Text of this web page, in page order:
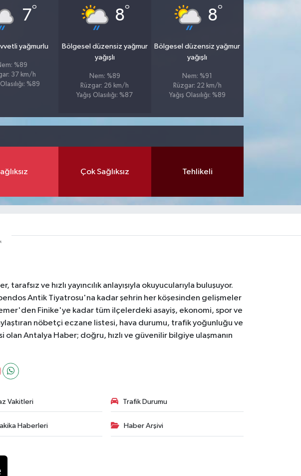
7°
yağmurlu
%89
37 km/h
%89
8°
Bölgesel düzensiz yağmur
yağışlı
Nem: %89
Rüzgar: 26 km/h
Yağış Olasılığı: %87
8°
Bölgesel düzensiz yağmur
yağışlı
Nem: %91
Rüzgar: 22 km/h
Yağış Olasılığı: %89
Çok Sağlıksız Tehlikeli
ve hızlı yayıncılık anlayışıyla okuyucularıyla buluşuyor.
Antik Tiyatrosu'na kadar şehrin her köşesinden gelişmeler
Finike'ye kadar tüm ilçelerdeki asayiş, ekonomi, spor ve
nöbetçi eczane listesi, hava durumu, trafik yoğunluğu ve
Antalya Haber; doğru, hızlı ve güvenilir bilgiye ulaşmanın
Vakitleri Trafik Durumu
Haberleri Haber Arşivi